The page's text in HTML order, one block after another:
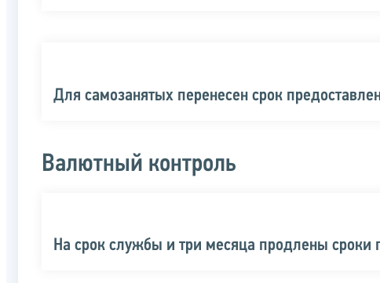
Для самозанятых перенесен срок
Валютный контроль
На срок службы и три месяца продлены сроки